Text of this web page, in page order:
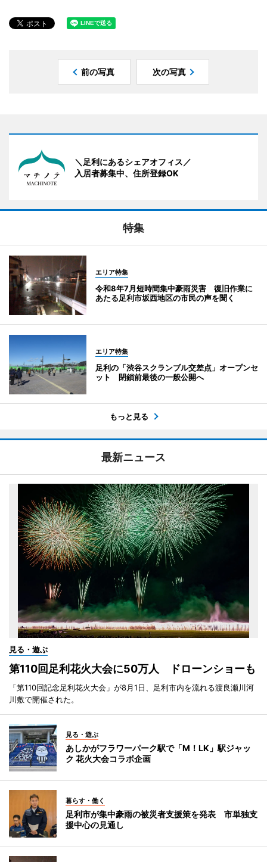
前の写真 次の写真
＼足利にあるシェアオフィス／
入居者募集中、住所登録OK
特集
エリア特集
令和8年7月短時間集中豪雨災害 復旧作業に
あたる足利市坂西地区の市民の声を聞く
エリア特集
足利の「渋谷スクランブル交差点」オープンセ
ット 閉鎖前最後の一般公開へ
もっと見る
最新ニュース
見る・遊ぶ
第110回足利花火大会に50万人 ドローンショーも
「第110回記念足利花火大会」が8月1日、足利市内を流れる渡良瀬川河
川敷で開催された。
見る・遊ぶ
あしかがフラワーパーク駅で「M！LK」駅ジャッ
ク 花火大会コラボ企画
暮らす・働く
足利市が集中豪雨の被災者支援策を発表 市単独支
援中心の見通し